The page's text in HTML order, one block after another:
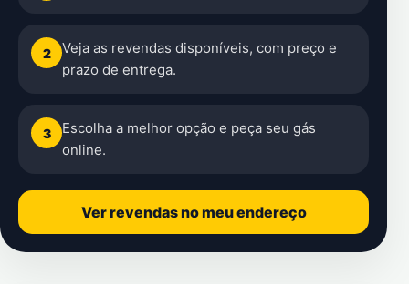
2
Veja as revendas disponíveis, com preço e
prazo de entrega.
3
Escolha a melhor opção e peça seu gás
online.
Ver revendas no meu endereço